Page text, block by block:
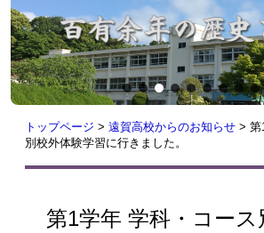
トップページ > 遠賀高校からのお知らせ > 第
別校外体験学習に行きました。
第1学年 学科・コース